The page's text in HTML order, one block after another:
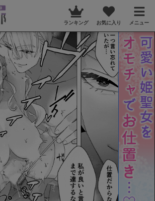
ランキング お気に入り メニュー